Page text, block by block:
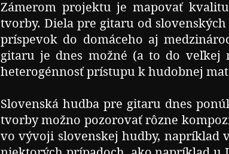
Zámerom projektu je mapovať
tvorby. Diela pre gitaru od
príspevok do domáceho aj
gitaru je dnes možné (a to do veľkej
heterogénnosť prístupu k hudobnej
Slovenská hudba pre gitaru dnes
tvorby možno pozorovať rôzne
vo vývoji slovenskej hudby, napríklad